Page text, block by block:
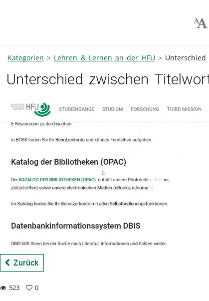
Kategorien Lehren & Lernen an der HFU
Unterschied zwischen
Zurück
523
0